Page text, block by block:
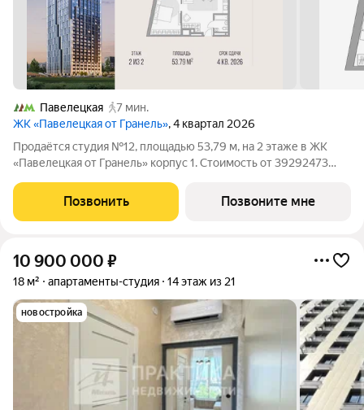
Павелецкая
7 мин.
ЖК «Павелецкая от Гранель», 4 квартал 2026
Продаётся студия №12, площадью 53,79 м, на 2 этаже в ЖК
«Павелецкая от Гранель» корпус 1. Стоимость от 39292473
бизнес-класса в историческом Замоскворечье. Расположение
рядом с Садовым
Позвонить Позвоните мне
10 900 000 ₽
18 м² апартаменты-студия 14 этаж из 21
новостройка